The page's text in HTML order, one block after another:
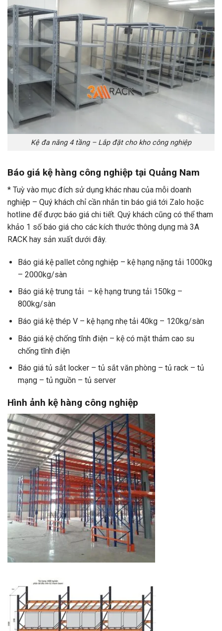
Kệ đa năng 4 tầng – Lắp đặt cho kho công nghiệp
Báo giá kệ hàng công nghiệp tại Quảng Nam
* Tuỳ vào mục đích sử dụng khác nhau của mỗi doanh
nghiệp – Quý khách chỉ cần nhắn tin báo giá tới Zalo hoặc
hotline để được báo giá chi tiết. Quý khách cũng có thể tham
khảo 1 số báo giá cho các kích thước thông dụng mà 3A
RACK hay sản xuất dưới đây.
Báo giá kệ pallet công nghiệp – kệ hạng nặng tải 1000kg
– 2000kg/sàn
Báo giá kệ trung tải – kệ hạng trung tải 150kg –
800kg/sàn
Báo giá kệ thép V – kệ hạng nhẹ tải 40kg – 120kg/sàn
Báo giá kệ chống tĩnh điện – kệ có mặt thảm cao su
chống tĩnh điện
Báo giá tủ sắt locker – tủ sắt văn phòng – tủ rack – tủ
mạng – tủ nguồn – tủ server
Hình ảnh kệ hàng công nghiệp